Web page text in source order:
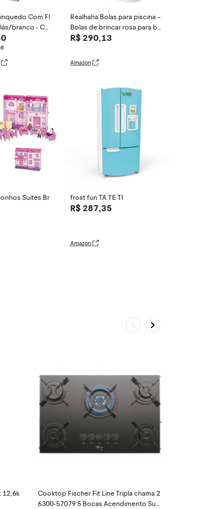
Com Fl
branco - Cri
Realhaha Bolas para piscina –
Bolas de brincar rosa para be
bês meninas, crianças, barrac
uedo, decoração de festa, 10
R$ 290,13
Amazon
Suites Br
frost fun TA TE TI
R$ 287,35
Amazon
12,6k
Cooktop Fischer Fit Line Tripla chama 2
6300-57079 5 Bocas Acendimento Sup